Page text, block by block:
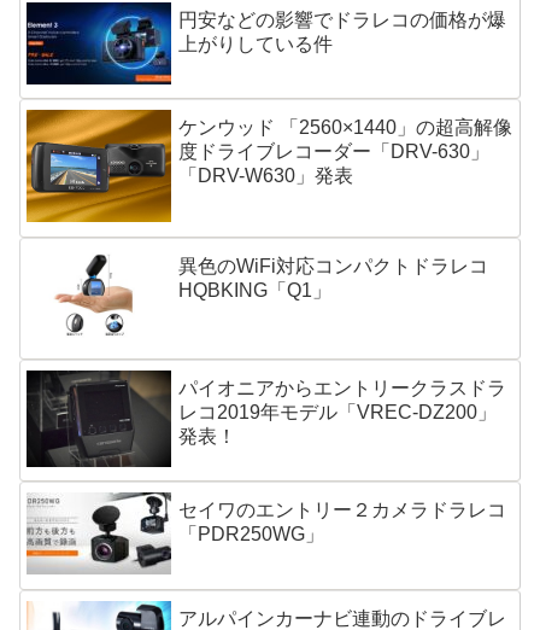
円安などの影響でドラレコの価格が爆
上がりしている件
ケンウッド 「2560×1440」の超高解像
度ドライブレコーダー「DRV-630」
「DRV-W630」発表
異色のWiFi対応コンパクトドラレコ
HQBKING「Q1」
パイオニアからエントリークラスドラ
レコ2019年モデル「VREC-DZ200」
発表！
セイワのエントリー２カメラドラレコ
「PDR250WG」
アルパインカーナビ連動のドライブレ